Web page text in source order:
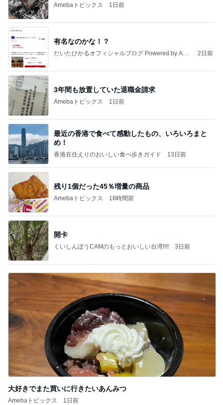
Amebaトピックス 1日前
有名なのかな！？
だいたひかるオフィシャルブログ Powered by Ame
2日前
3年間も放置していた退職金請求
Amebaトピックス 1日前
最近の香港で食べて感動したもの、いろいろまと
め！
香港在住えりのおいしい食べ歩きガイド 13日前
残り1個だった45％増量の商品
Amebaトピックス 18時間前
開卡
くいしんぼうCAMのもっとおいしい台湾!!!! 3日前
大好きでまた買いに行きたいあんみつ
Amebaトピックス 1日前